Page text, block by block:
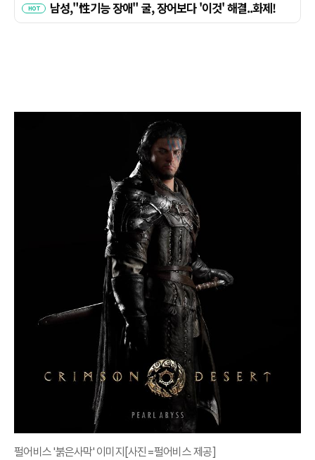
펄어비스 '붉은사막' 이미지[사진=펄어비스 제공]